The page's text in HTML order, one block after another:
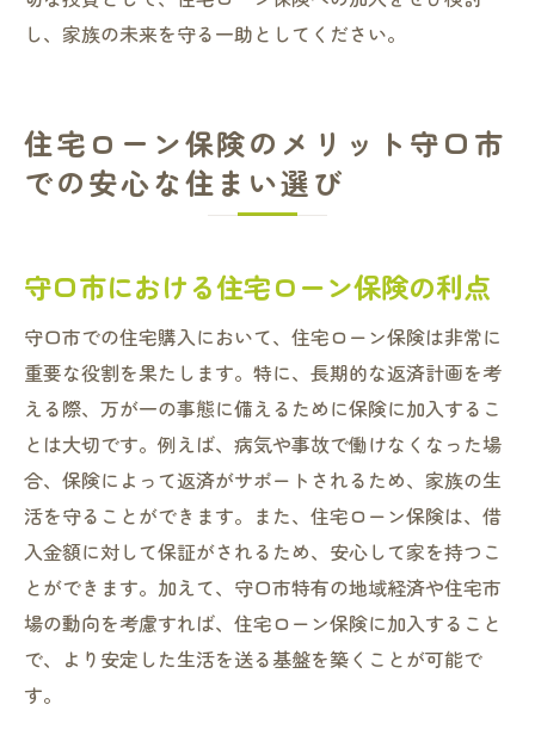
し、家族の未来を守る一助としてください。
住宅ローン保険のメリット守口市
での安心な住まい選び
守口市における住宅ローン保険の利点
守口市での住宅購入において、住宅ローン保険は非常に
重要な役割を果たします。特に、長期的な返済計画を考
える際、万が一の事態に備えるために保険に加入するこ
とは大切です。例えば、病気や事故で働けなくなった場
合、保険によって返済がサポートされるため、家族の生
活を守ることができます。また、住宅ローン保険は、借
入金額に対して保証がされるため、安心して家を持つこ
とができます。加えて、守口市特有の地域経済や住宅市
場の動向を考慮すれば、住宅ローン保険に加入すること
で、より安定した生活を送る基盤を築くことが可能で
す。